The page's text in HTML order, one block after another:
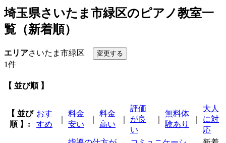
埼玉県さいたま市緑区のピアノ教室一
覧（新着順）
エリアさいたま市緑区
1件
【 並び順 】
【 並び
順 】:
おす
すめ
料金
安い
料金
高い
評価
が良
い
無料体
験あり
大人
に対
応